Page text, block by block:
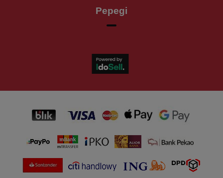
Pepegi